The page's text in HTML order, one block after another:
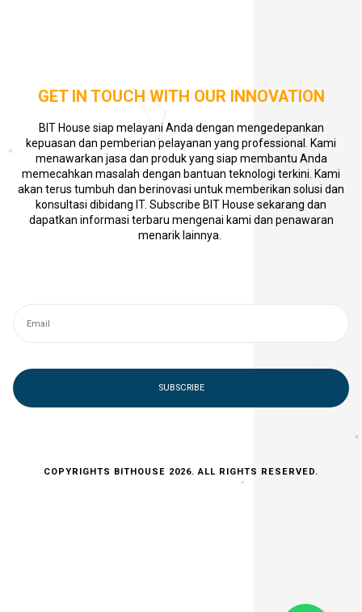
GET IN TOUCH WITH OUR INNOVATION
BIT House siap melayani Anda dengan mengedepankan
kepuasan dan pemberian pelayanan yang professional. Kami
menawarkan jasa dan produk yang siap membantu Anda
memecahkan masalah dengan bantuan teknologi terkini. Kami
akan terus tumbuh dan berinovasi untuk memberikan solusi dan
konsultasi dibidang IT. Subscribe BIT House sekarang dan
dapatkan informasi terbaru mengenai kami dan penawaran
menarik lainnya.
SUBSCRIBE
COPYRIGHTS BITHOUSE 2026. ALL RIGHTS RESERVED.